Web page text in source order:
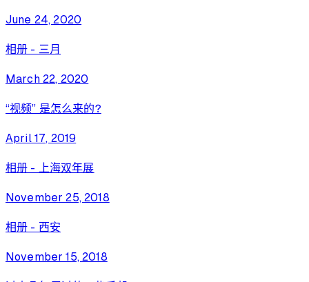
June 24, 2020
相册 - 三月
March 22, 2020
“视频” 是怎么来的？
April 17, 2019
相册 - 上海双年展
November 25, 2018
相册 - 西安
November 15, 2018